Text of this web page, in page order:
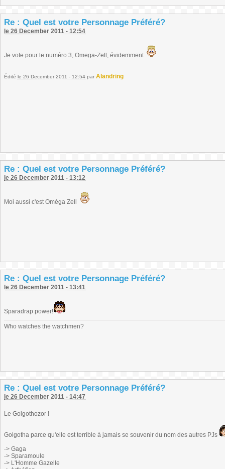
Re : Quel est votre Personnage Préféré?
le 26 December 2011 - 12:54
Je vote pour le numéro 3, Omega-Zell, évidemment .
Édité le 26 December 2011 - 12:54 par Alandring
Re : Quel est votre Personnage Préféré?
le 26 December 2011 - 13:12
Moi aussi c'est Oméga Zell
Re : Quel est votre Personnage Préféré?
le 26 December 2011 - 13:41
Sparadrap power!
Who watches the watchmen?
Re : Quel est votre Personnage Préféré?
le 26 December 2011 - 14:47
Le Golgothozor !
Golgotha parce qu'elle est terrible à jamais se souvenir du nom des autres PJs
-> Gaga
-> Sparamoule
-> L'Homme Gazelle